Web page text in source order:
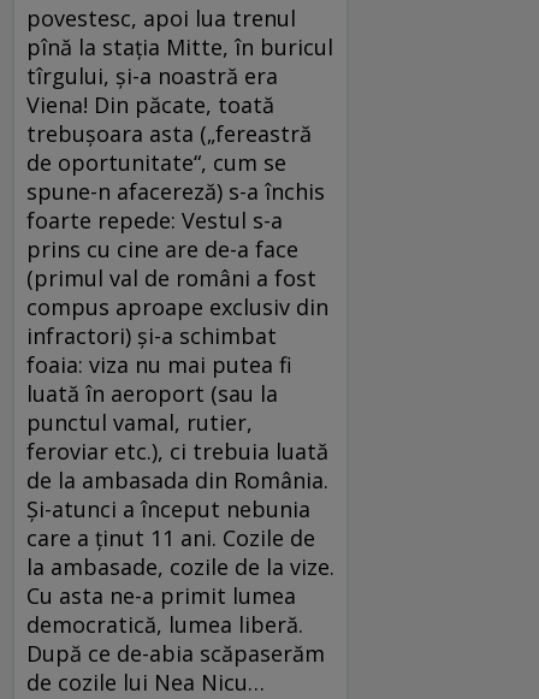
povestesc, apoi lua trenul
pînă la stația Mitte, în buricul
tîrgului, și-a noastră era
Viena! Din păcate, toată
trebușoara asta („fereastră
de oportunitate“, cum se
spune-n afacereză) s-a închis
foarte repede: Vestul s-a
prins cu cine are de-a face
(primul val de români a fost
compus aproape exclusiv din
infractori) și-a schimbat
foaia: viza nu mai putea fi
luată în aeroport (sau la
punctul vamal, rutier,
feroviar etc.), ci trebuia luată
de la ambasada din România.
Și-atunci a început nebunia
care a ținut 11 ani. Cozile de
la ambasade, cozile de la vize.
Cu asta ne-a primit lumea
democratică, lumea liberă.
După ce de-abia scăpaserăm
de cozile lui Nea Nicu…